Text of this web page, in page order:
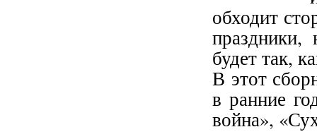
обходит
будет так,
В этот
в ранние
война»,